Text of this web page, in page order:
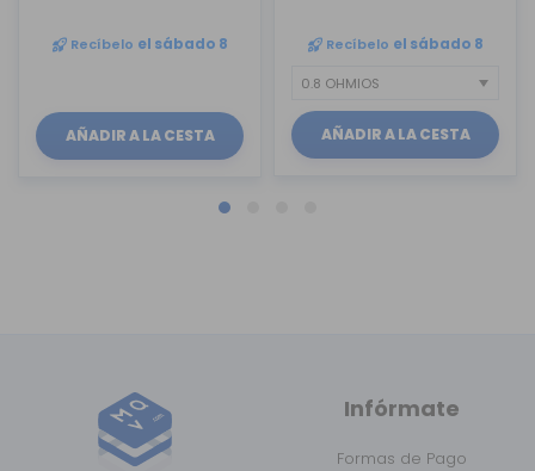
Recíbelo el sábado 8
AÑADIR A LA CESTA
Recíbelo el sábado 8
AÑADIR A LA CESTA
Infórmate
Formas de Pago